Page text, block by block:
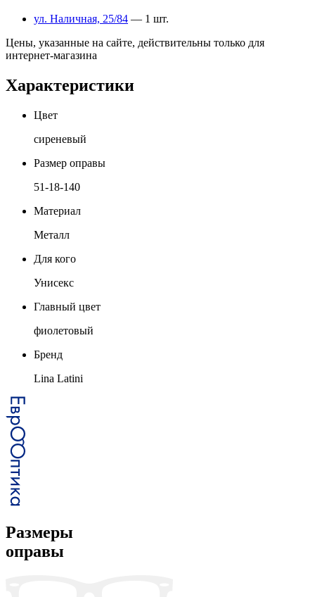
ул. Наличная, 25/84 — 1 шт.
Цены, указанные на сайте, действительны только для
интернет-магазина
Характеристики
Цвет
сиреневый
Размер оправы
51-18-140
Материал
Металл
Для кого
Унисекс
Главный цвет
фиолетовый
Бренд
Lina Latini
Размеры
оправы